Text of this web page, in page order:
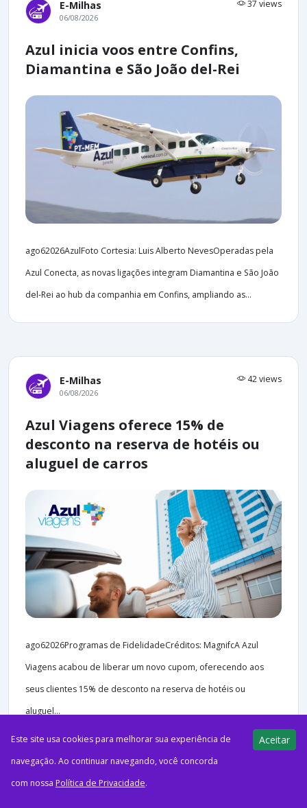
E-Milhas 37 views
06/08/2026
Azul inicia voos entre Confins,
Diamantina e São João del-Rei
ago62026AzulFoto Cortesia: Luis Alberto NevesOperadas pela
Azul Conecta, as novas ligações integram Diamantina e São João
del-Rei ao hub da companhia em Confins, ampliando as...
E-Milhas 42 views
06/08/2026
Azul Viagens oferece 15% de
desconto na reserva de hotéis ou
aluguel de carros
ago62026Programas de FidelidadeCréditos: MagnifcA Azul
Viagens acabou de liberar um novo cupom, oferecendo aos
seus clientes 15% de desconto na reserva de hotéis ou
aluguel...
Este site usa cookies para melhorar sua experiência de
navegação. Ao continuar navegando, você concorda
com nossa Política de Privacidade.
Aceitar